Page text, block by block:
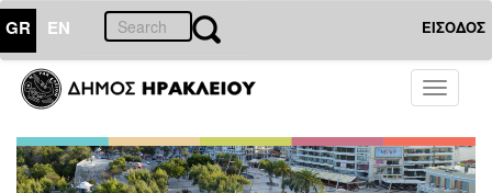
GR EN ΕΙΣΟΔΟΣ
Toggle
ΔΗΜΟΣ
Διακηρύξεις
-
Δημοπρασίες